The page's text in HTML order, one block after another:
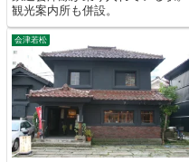
観光案内所も併設。
会津若松